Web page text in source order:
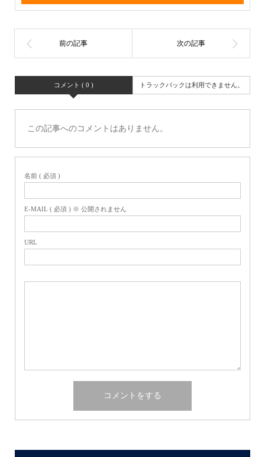
コメント ( 0 ) トラックバックは利用できません。
この記事へのコメントはありません。
名前 ( 必須 )
E-MAIL ( 必須 ) ※ 公開されません
URL